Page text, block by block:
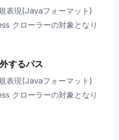
表現(Javaフォーマット)
クローラーの対象となり
するパス
表現(Javaフォーマット)
クローラーの対象となり